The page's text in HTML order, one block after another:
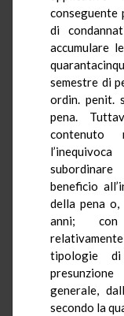
conseguente
di
accumulare
semestre di
ordin. penit.
pena.
contenuto
beneficio
della pena
anni; con
tipologie di
generale,
secondo la